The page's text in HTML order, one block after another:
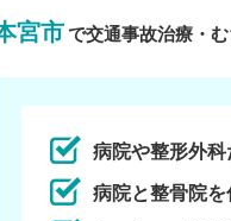
宮市で交通事故治療・
病院や整形外
病院と整骨院